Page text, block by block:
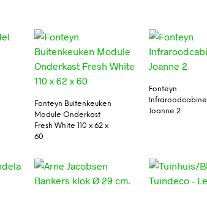
Fonteyn Buitenkeuken
Module Onderkast
Fresh White 110 x 62 x
60
Fonteyn
Infraroodcabine
Joanne 2